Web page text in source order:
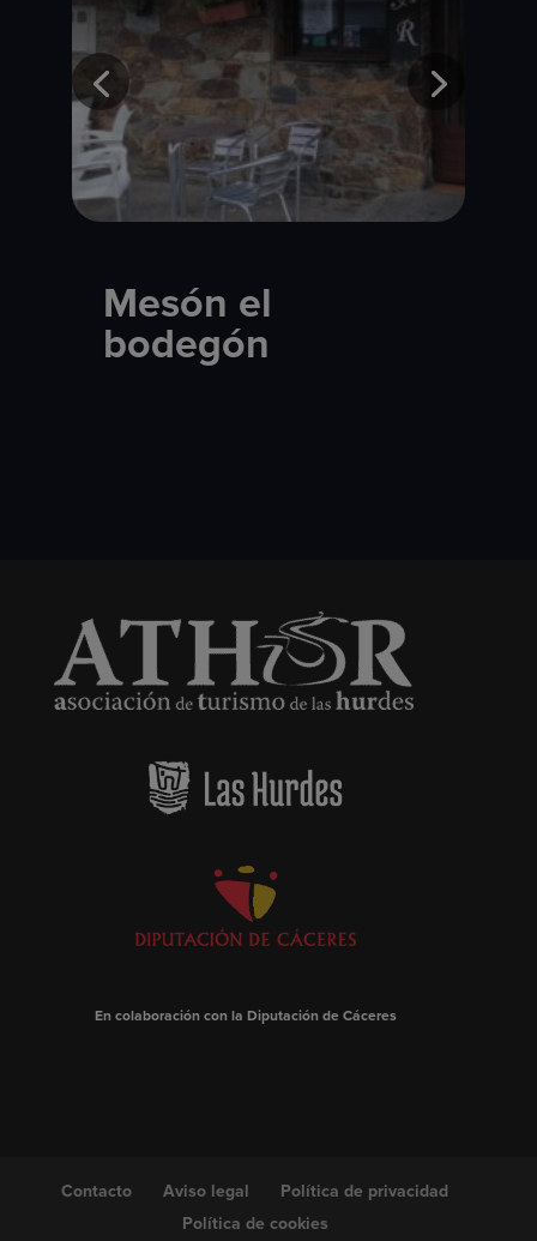
Mesón el
bodegón
En colaboración con la Diputación de Cáceres
Contacto Aviso legal
Política de privacidad
Política de cookies